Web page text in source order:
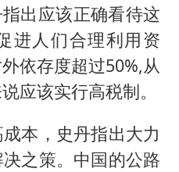
出应该正确看待这
进人们合理利用资
依存度超过50%,从
应该实行高税制。
本，史丹指出大力
之策。中国的公路